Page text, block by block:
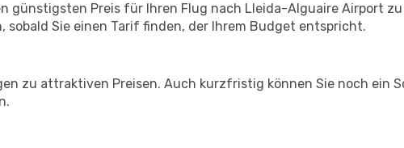
günstigsten Preis für Ihren Flug nach Lleida-Alguaire Airport
Sie einen Tarif finden, der Ihrem Budget entspricht.
zu attraktiven Preisen. Auch kurzfristig können Sie noch ein